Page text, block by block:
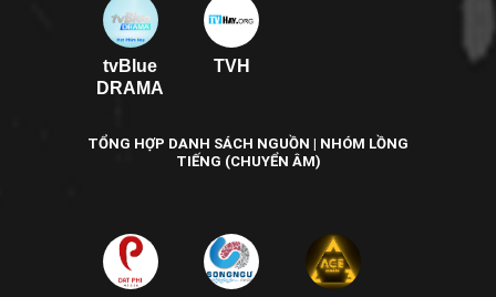
tvBlue
DRAMA
TVH
TỔNG HỢP DANH SÁCH NGUỒN | NHÓM LỒNG
TIẾNG (CHUYỂN ÂM)